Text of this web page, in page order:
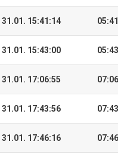
31.01. 15:41:14
31.01. 15:43:00
31.01. 17:06:55
31.01. 17:43:56
31.01. 17:46:16